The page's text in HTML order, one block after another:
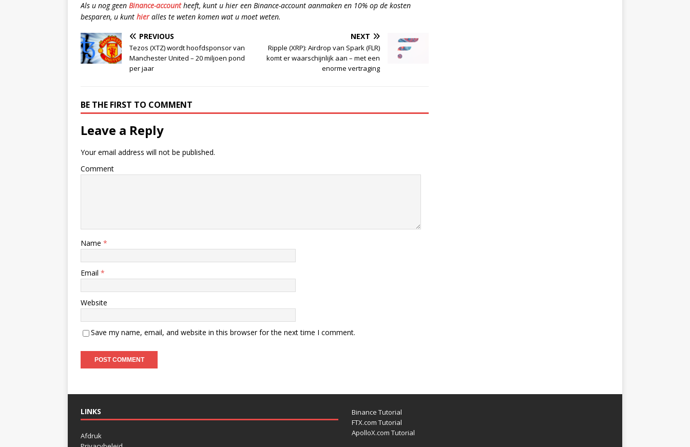
Als u nog geen Binance-accountheeft, kunt u hier een Binance-account aanmaken en 10% op de kosten
besparen, u kunt hieralles te weten komen wat u moet weten.
PREVIOUS
Tezos (XTZ) wordt hoofdsponsor van
Manchester United – 20 miljoen pond
per jaar
NEXT
Ripple (XRP): Airdrop van Spark (FLR)
komt er waarschijnlijk aan – met een
enorme vertraging
BE THE FIRST TO COMMENT
Leave a Reply
Your email address will not be published.
Comment
Name *
Email *
Website
Save my name, email, and website in this browser for the next time I comment.
LINKS
Afdruk
Binance Tutorial
FTX.com Tutorial
ApolloX.com Tutorial